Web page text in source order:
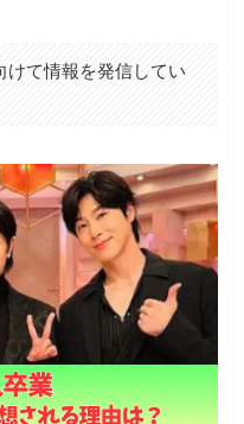
けて情報を発信してい